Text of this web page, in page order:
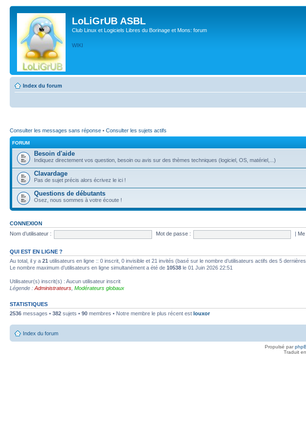
LoLiGrUB ASBL
Club Linux et Logiciels Libres du Borinage et Mons: forum
WIKI
Index du forum
Consulter les messages sans réponse • Consulter les sujets actifs
FORUM
Besoin d'aide
Indiquez directement vos question, besoin ou avis sur des thèmes techniques (logiciel, OS, matériel,...)
Clavardage
Pas de sujet précis alors écrivez le ici !
Questions de débutants
Osez, nous sommes à votre écoute !
CONNEXION
Nom d’utilisateur :
Mot de passe :
QUI EST EN LIGNE ?
Au total, il y a 21 utilisateurs en ligne :: 0 inscrit, 0 invisible et 21 invités (basé sur le nombre d’utilisateurs actifs des 5
Le nombre maximum d’utilisateurs en ligne simultanément a été de 10538 le 01 Juin 2026 22:51
Utilisateur(s) inscrit(s) : Aucun utilisateur inscrit
Légende : Administrateurs Modérateurs globaux
STATISTIQUES
2536 messages • 382 sujets • 90 membres • Notre membre le plus récent est louxor
Index du forum
Propulsé par
Traduit